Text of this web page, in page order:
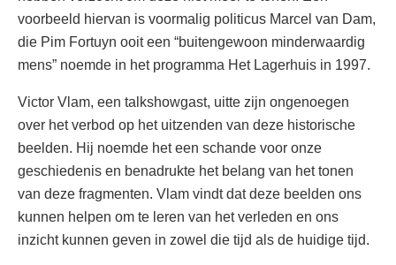
voorbeeld hiervan is voormalig politicus Marcel van Dam,
die Pim Fortuyn ooit een “buitengewoon minderwaardig
mens” noemde in het programma Het Lagerhuis in 1997.
Victor Vlam, een talkshowgast, uitte zijn ongenoegen
over het verbod op het uitzenden van deze historische
beelden. Hij noemde het een schande voor onze
geschiedenis en benadrukte het belang van het tonen
van deze fragmenten. Vlam vindt dat deze beelden ons
kunnen helpen om te leren van het verleden en ons
inzicht kunnen geven in zowel die tijd als de huidige tijd.